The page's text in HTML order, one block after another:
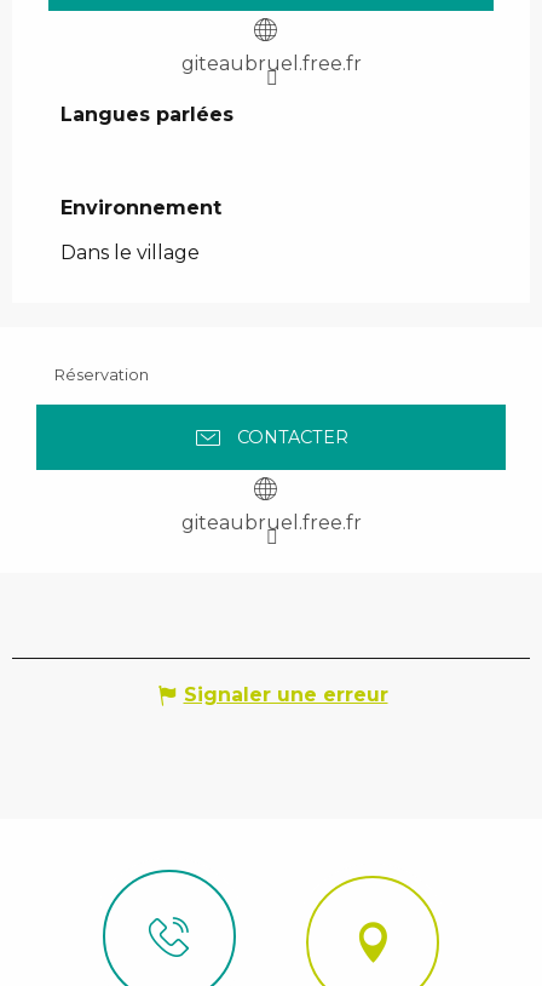
giteaubruel.free.fr
Langues parlées
Langues parlées
Environnement
Environnement
Dans le village
Réservation
CONTACTER
giteaubruel.free.fr
Signaler une erreur